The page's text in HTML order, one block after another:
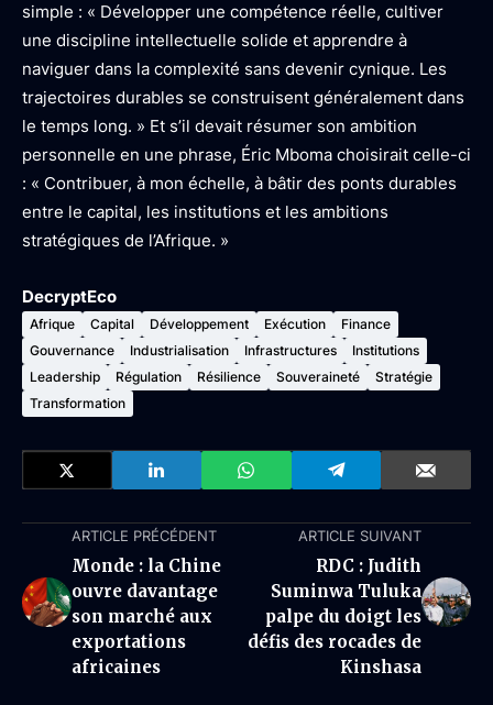
simple : « Développer une compétence réelle, cultiver
une discipline intellectuelle solide et apprendre à
naviguer dans la complexité sans devenir cynique. Les
trajectoires durables se construisent généralement dans
le temps long. » Et s’il devait résumer son ambition
personnelle en une phrase, Éric Mboma choisirait celle-ci
: « Contribuer, à mon échelle, à bâtir des ponts durables
entre le capital, les institutions et les ambitions
stratégiques de l’Afrique. »
DecryptEco
Afrique Capital Développement Exécution
Finance
Gouvernance
Industrialisation Infrastructures
Institutions
Leadership
Régulation Résilience Souveraineté
Stratégie
Transformation
ARTICLE PRÉCÉDENT
Monde : la Chine
ouvre davantage
son marché aux
exportations
africaines
ARTICLE SUIVANT
RDC : Judith
Suminwa Tuluka
palpe du doigt les
défis des rocades de
Kinshasa